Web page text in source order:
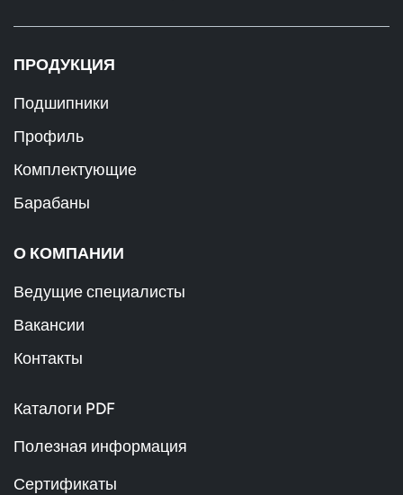
ПРОДУКЦИЯ
Подшипники
Профиль
Комплектующие
Барабаны
О КОМПАНИИ
Ведущие специалисты
Вакансии
Контакты
Каталоги PDF
Полезная информация
Сертификаты